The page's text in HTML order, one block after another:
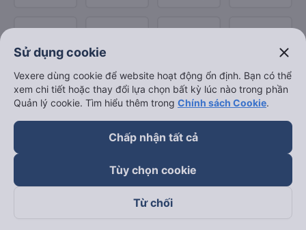
Sử dụng cookie close
Vexere dùng cookie để website hoạt động ổn định. Bạn có thể
xem chi tiết hoặc thay đổi lựa chọn bất kỳ lúc nào trong phần
Quản lý cookie. Tìm hiểu thêm trong Chính sách Cookie.
Chấp nhận tất cả
Tùy chọn cookie
Từ chối